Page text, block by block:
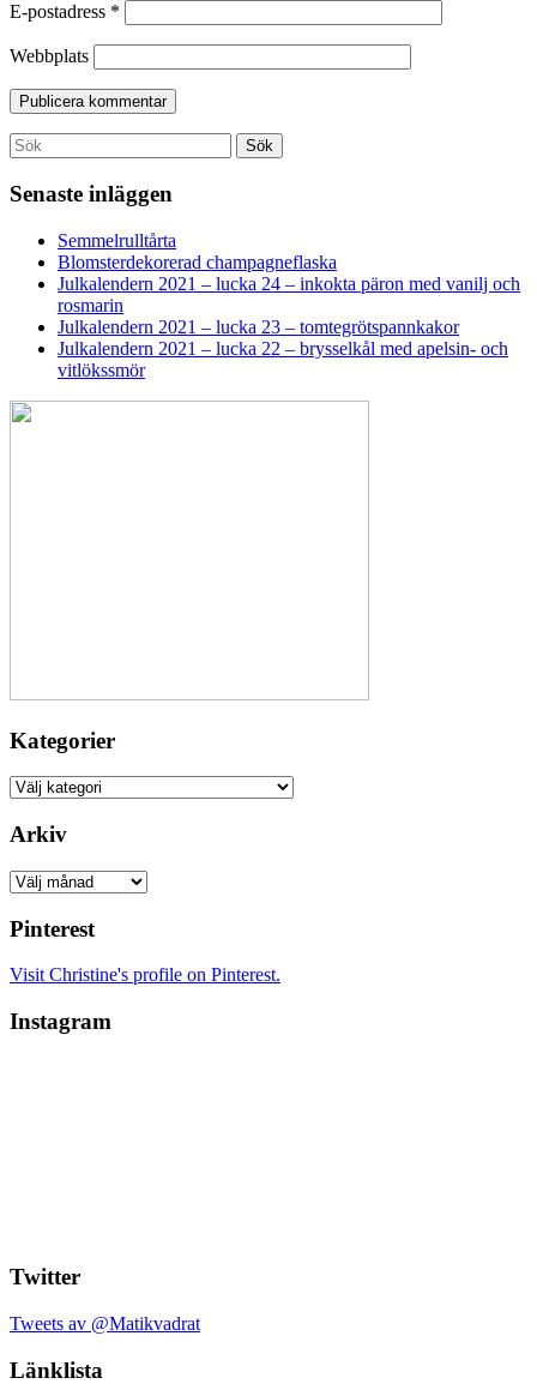
E-postadress *
Webbplats
Search
for:
Sök
Senaste inläggen
Semmelrulltårta
Blomsterdekorerad champagneflaska
Julkalendern 2021 – lucka 24 – inkokta päron med vanilj och
rosmarin
Julkalendern 2021 – lucka 23 – tomtegrötspannkakor
Julkalendern 2021 – lucka 22 – brysselkål med apelsin- och
vitlökssmör
Kategorier
Kategorier
Arkiv
Arkiv
Pinterest
Visit Christine's profile on Pinterest.
Instagram
Twitter
Tweets av @Matikvadrat
Länklista